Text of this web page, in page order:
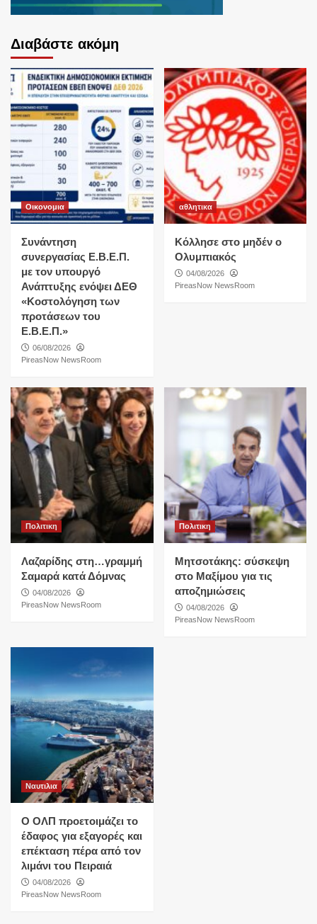
Διαβάστε ακόμη
Οικονομια
Συνάντηση
συνεργασίας Ε.Β.Ε.Π.
με τον υπουργό
Ανάπτυξης ενόψει ΔΕΘ
«Κοστολόγηση των
προτάσεων του
Ε.Β.Ε.Π.»
06/08/2026
PireasNow NewsRoom
αθλητικα
Κόλλησε στο μηδέν ο
Ολυμπιακός
04/08/2026
PireasNow NewsRoom
Πολιτικη
Λαζαρίδης στη…γραμμή
Σαμαρά κατά Δόμνας
04/08/2026
PireasNow NewsRoom
Πολιτικη
Μητσοτάκης: σύσκεψη
στο Μαξίμου για τις
αποζημιώσεις
04/08/2026
PireasNow NewsRoom
Ναυτιλια
O ΟΛΠ προετοιμάζει το
έδαφος για εξαγορές και
επέκταση πέρα από τον
λιμάνι του Πειραιά
04/08/2026
PireasNow NewsRoom